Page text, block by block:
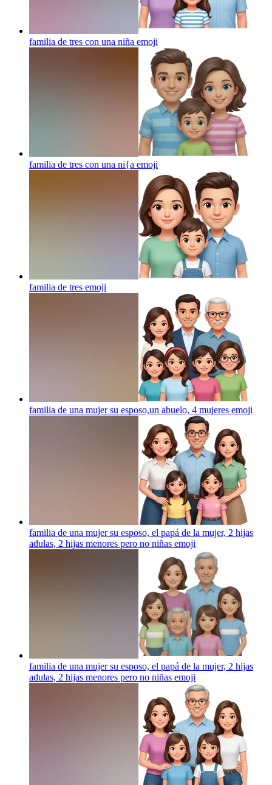
familia de tres con una niña emoji
familia de tres con una ni{a emoji
familia de tres emoji
familia de una mujer su esposo,un abuelo, 4 mujeres emoji
familia de una mujer su esposo, el papá de la mujer, 2 hijas
adulas, 2 hijas menores pero no niñas emoji
familia de una mujer su esposo, el papá de la mujer, 2 hijas
adulas, 2 hijas menores pero no niñas emoji